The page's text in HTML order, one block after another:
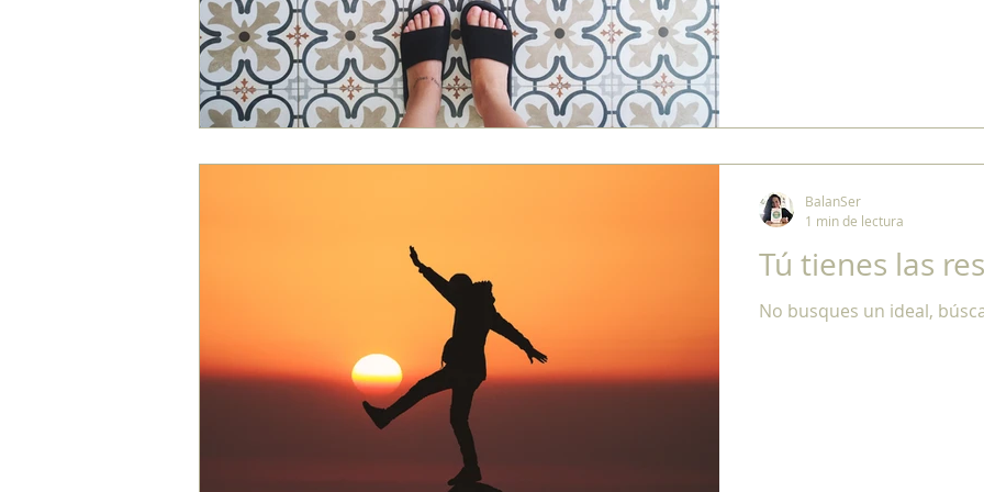
Tú tienes las
No busques un ideal,
BalanSer
1 min de lectura